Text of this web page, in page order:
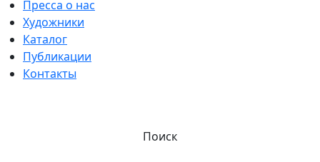
Пресса о нас
Художники
Каталог
Публикации
Контакты
Поиск